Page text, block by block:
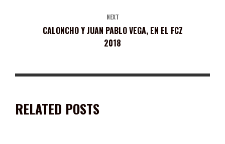
NEXT
CALONCHO Y JUAN PABLO VEGA, EN EL FCZ
2018
RELATED POSTS